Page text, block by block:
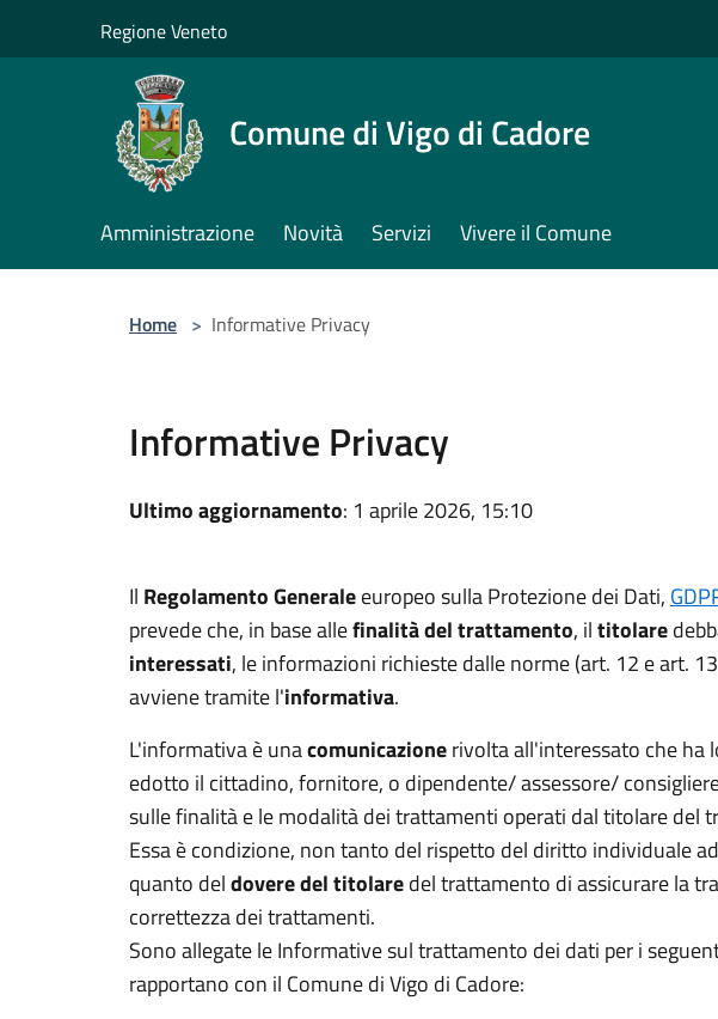
Regione Veneto
Comune di Vigo di Cadore
Amministrazione Novità Servizi Vivere il Comune
Home > Informative Privacy
Informative Privacy
Ultimo aggiornamento: 1 aprile 2026, 15:10
Il Regolamento Generaleeuropeo sulla Protezione dei Dati,
prevede che, in base allefinalità del trattamento, iltitolare
interessati, le informazioni richieste dalle norme (art. 12 e art. 13
avviene tramite l'informativa.
L'informativa è unacomunicazionerivolta all'interessato che ha
edotto il cittadino, fornitore, o dipendente/ assessore/
sulle finalità e le modalità dei trattamenti operati dal titolare del
Essa è condizione, non tanto del rispetto del diritto individuale
quanto deldovere del titolaredel trattamento di assicurare la
correttezza dei trattamenti.
Sono allegate le Informative sul trattamento dei dati per i
rapportano con il Comune di Vigo di Cadore: